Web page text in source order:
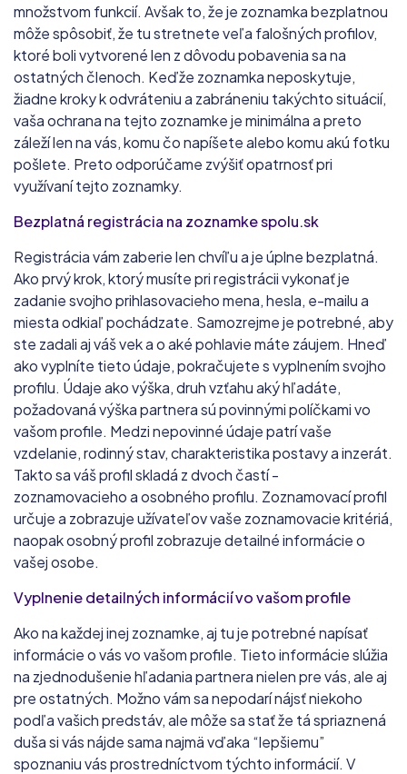
množstvom funkcií. Avšak to, že je zoznamka bezplatnou
môže spôsobiť, že tu stretnete veľa falošných profilov,
ktoré boli vytvorené len z dôvodu pobavenia sa na
ostatných členoch. Keďže zoznamka neposkytuje,
žiadne kroky k odvráteniu a zabráneniu takýchto situácií,
vaša ochrana na tejto zoznamke je minimálna a preto
záleží len na vás, komu čo napíšete alebo komu akú fotku
pošlete. Preto odporúčame zvýšiť opatrnosť pri
využívaní tejto zoznamky.
Bezplatná registrácia na zoznamke spolu.sk
Registrácia vám zaberie len chvíľu a je úplne bezplatná.
Ako prvý krok, ktorý musíte pri registrácii vykonať je
zadanie svojho prihlasovacieho mena, hesla, e-mailu a
miesta odkiaľ pochádzate. Samozrejme je potrebné, aby
ste zadali aj váš vek a o aké pohlavie máte záujem. Hneď
ako vyplníte tieto údaje, pokračujete s vyplnením svojho
profilu. Údaje ako výška, druh vzťahu aký hľadáte,
požadovaná výška partnera sú povinnými políčkami vo
vašom profile. Medzi nepovinné údaje patrí vaše
vzdelanie, rodinný stav, charakteristika postavy a inzerát.
Takto sa váš profil skladá z dvoch častí -
zoznamovacieho a osobného profilu. Zoznamovací profil
určuje a zobrazuje užívateľov vaše zoznamovacie kritériá,
naopak osobný profil zobrazuje detailné informácie o
vašej osobe.
Vyplnenie detailných informácií vo vašom profile
Ako na každej inej zoznamke, aj tu je potrebné napísať
informácie o vás vo vašom profile. Tieto informácie slúžia
na zjednodušenie hľadania partnera nielen pre vás, ale aj
pre ostatných. Možno vám sa nepodarí nájsť niekoho
podľa vašich predstáv, ale môže sa stať že tá spriaznená
duša si vás nájde sama najmä vďaka “lepšiemu”
spoznaniu vás prostredníctvom týchto informácií. V